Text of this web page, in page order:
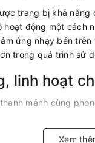
trang bị khả
hoạt động một cách
ứng nhạy bén
trong quá trình sử
linh hoạt
mảnh cùng
Xem